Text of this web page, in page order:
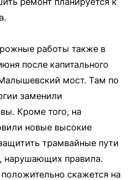
работы также в
после капитального
мост. Там по
заменили
Кроме того, на
новые высокие
трамвайные пути
нарушающих правила.
скажется на